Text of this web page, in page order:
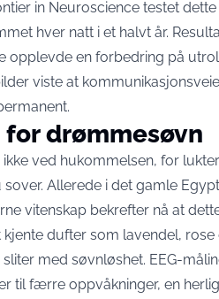
in Neuroscience testet
hver natt i et halvt år.
opplevde en forbedring på
viste at
drømmesøvn
ved hukommelsen, for
Allerede i det gamle
vitenskap bekrefter nå at
kjente dufter som lavendel,
med søvnløshet. EEG-
til færre oppvåkninger, en